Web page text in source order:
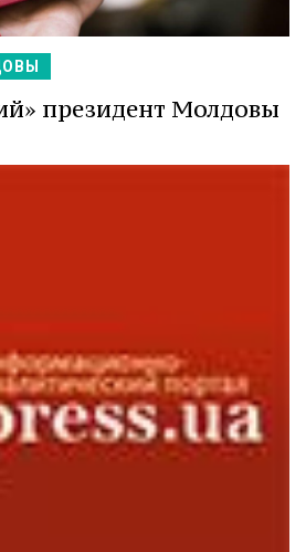
президент Молдовы